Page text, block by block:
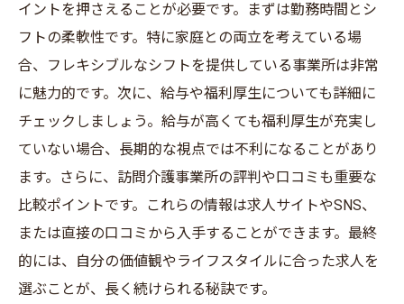
イントを押さえることが必要です。まずは勤務時間とシ
フトの柔軟性です。特に家庭との両立を考えている場
合、フレキシブルなシフトを提供している事業所は非常
に魅力的です。次に、給与や福利厚生についても詳細に
チェックしましょう。給与が高くても福利厚生が充実し
ていない場合、長期的な視点では不利になることがあり
ます。さらに、訪問介護事業所の評判や口コミも重要な
比較ポイントです。これらの情報は求人サイトやSNS、
または直接の口コミから入手することができます。最終
的には、自分の価値観やライフスタイルに合った求人を
選ぶことが、長く続けられる秘訣です。